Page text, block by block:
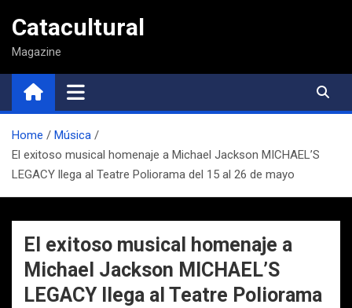
contenido
Catacultural
Magazine
Home
Música
El exitoso musical homenaje a Michael Jackson MICHAEL’S
LEGACY llega al Teatre Poliorama del 15 al 26 de mayo
El exitoso musical homenaje a
Michael Jackson MICHAEL’S
LEGACY llega al Teatre Poliorama